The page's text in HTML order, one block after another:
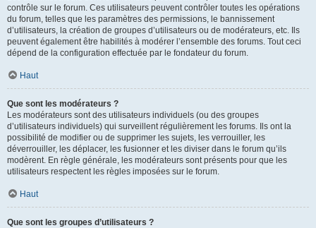
contrôle sur le forum. Ces utilisateurs peuvent contrôler toutes les opérations
du forum, telles que les paramètres des permissions, le bannissement
d’utilisateurs, la création de groupes d’utilisateurs ou de modérateurs, etc. Ils
peuvent également être habilités à modérer l’ensemble des forums. Tout ceci
dépend de la configuration effectuée par le fondateur du forum.
Haut
Que sont les modérateurs ?
Les modérateurs sont des utilisateurs individuels (ou des groupes
d’utilisateurs individuels) qui surveillent régulièrement les forums. Ils ont la
possibilité de modifier ou de supprimer les sujets, les verrouiller, les
déverrouiller, les déplacer, les fusionner et les diviser dans le forum qu’ils
modèrent. En règle générale, les modérateurs sont présents pour que les
utilisateurs respectent les règles imposées sur le forum.
Haut
Que sont les groupes d’utilisateurs ?